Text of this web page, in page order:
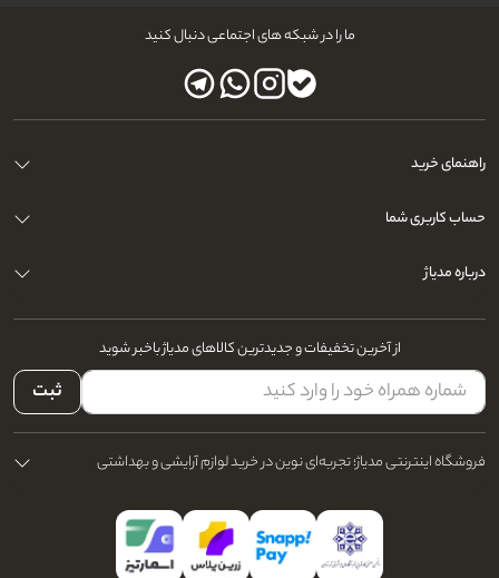
ما را در شبکه های اجتماعی دنبال کنید
راهنمای خرید
حساب کاربری شما
درباره مدیاژ
از آخرین تخفیفات و جدیدترین کالاهای مدیاژ باخبر شوید
ثبت
فروشگاه اینترنتی مدیاژ؛ تجربه‌ای نوین در خرید لوازم آرایشی و بهداشتی